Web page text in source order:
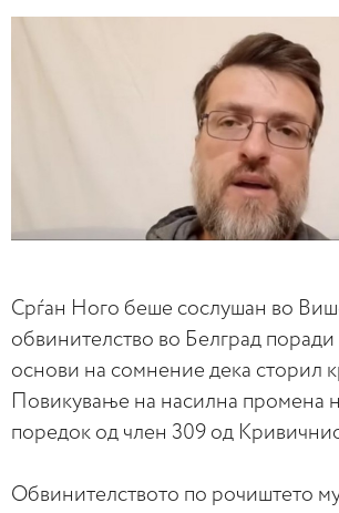
Срѓан Ного беше сослушан во
обвинителство во Белград
основи на сомнение дека сторил
Повикување на насилна промена
поредок од член 309 од
Обвинителството по рочиштето